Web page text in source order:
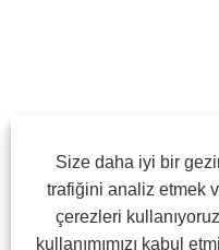
Size daha iyi bir
trafiğini analiz etmek
çerezleri
kullanımımızı kabul